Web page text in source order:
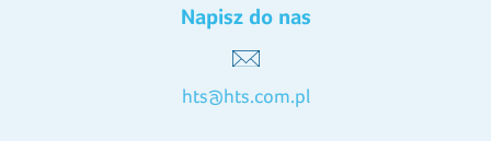
Napisz do nas
hts@hts.com.pl